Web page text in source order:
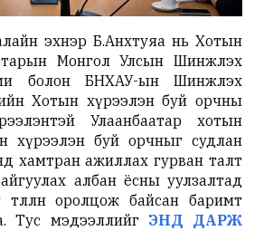
эхнэр Б.Анхтуяа нь Хотын
Монгол Улсын Шинжлэх
болон БНХАУ-ын Шинжлэх
Хотын хүрээлэн буй орчны
Улаанбаатар хотын
хүрээлэн буй орчныг судлан
хамтран ажиллах гурван талт
албан ёсны уулзалтад
оролцож байсан баримт
Тус мэдээллийг ЭНД ДАРЖ